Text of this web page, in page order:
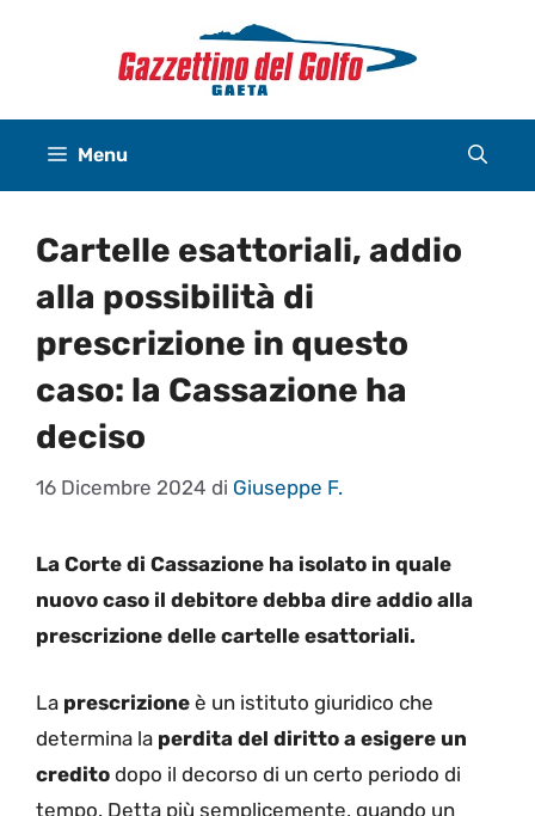
Menu
Cartelle esattoriali, addio
alla possibilità di
prescrizione in questo
caso: la Cassazione ha
deciso
16 Dicembre 2024 di Giuseppe F.
La Corte di Cassazione ha isolato in quale
nuovo caso il debitore debba dire addio alla
prescrizione delle cartelle esattoriali.
La prescrizione è un istituto giuridico che
determina la perdita del diritto a esigere un
credito dopo il decorso di un certo periodo di
tempo. Detta più semplicemente, quando un